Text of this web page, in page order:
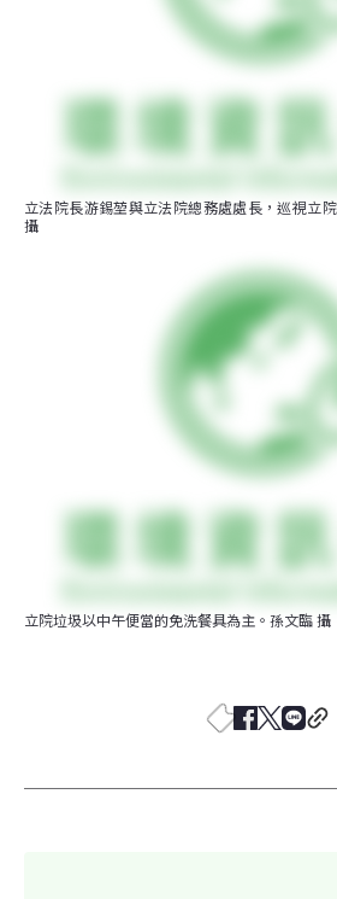
立法院長游錫堃與立法院總務處處長，巡視立
攝
立院垃圾以中午便當的免洗餐具為主。孫文臨 攝